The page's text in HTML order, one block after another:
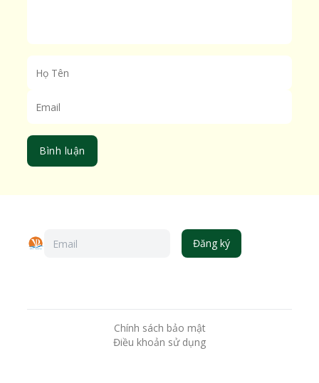
Bình luận
Đăng ký
Chính sách bảo mật
Điều khoản sử dụng